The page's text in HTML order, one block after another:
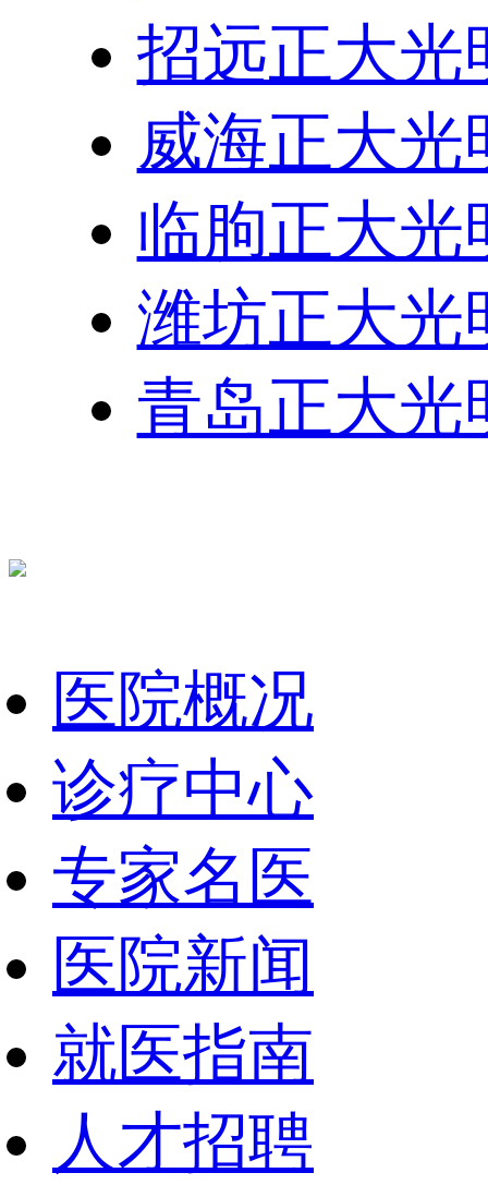
招远正大光
威海正大光
临朐正大光
潍坊正大光
青岛正大光
医院概况
诊疗中心
专家名医
医院新闻
就医指南
人才招聘